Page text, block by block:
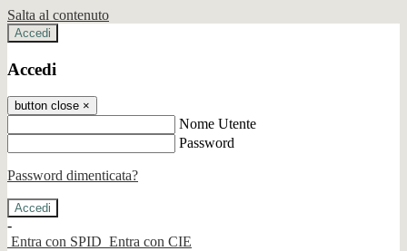
Salta al contenuto
Accedi
Accedi
button close ×
Nome Utente
Password
Password dimenticata?
-
Entra con SPID Entra con CIE